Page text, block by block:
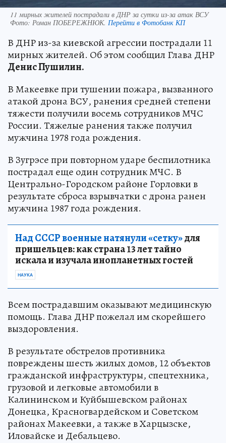
11 мирных жителей пострадали в ДНР за сутки из-за атак ВСУ
Фото: Роман ПОБЕРЕЖНЮК. Перейти в Фотобанк КП
В ДНР из-за киевской агрессии пострадали 11
мирных жителей. Об этом сообщил Глава ДНР
Денис Пушилин.
В Макеевке при тушении пожара, вызванного
атакой дрона ВСУ, ранения средней степени
тяжести получили восемь сотрудников МЧС
России. Тяжелые ранения также получил
мужчина 1978 года рождения.
В Зугрэсе при повторном ударе беспилотника
пострадал еще один сотрудник МЧС. В
Центрально-Городском районе Горловки в
результате сброса взрывчатки с дрона ранен
мужчина 1987 года рождения.
Над СССР военные натянули «сетку»для
пришельцев: как страна 13 лет тайно
искала и изучала инопланетных гостей
НАУКА
Всем пострадавшим оказывают медицинскую
помощь. Глава ДНР пожелал им скорейшего
выздоровления.
В результате обстрелов противника
повреждены шесть жилых домов, 12 объектов
гражданской инфраструктуры, спецтехника,
грузовой и легковые автомобили в
Калининском и Куйбышевском районах
Донецка, Красногвардейском и Советском
районах Макеевки, а также в Харцызске,
Иловайске и Дебальцево.